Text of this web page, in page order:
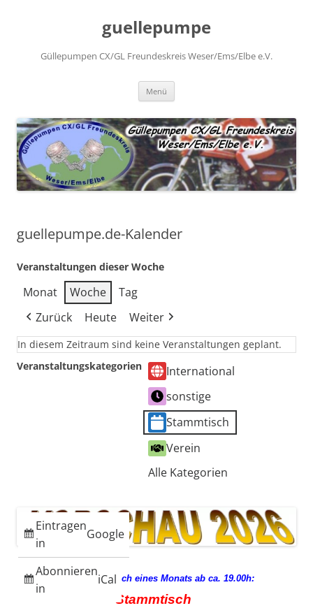
guellepumpe
Güllepumpen CX/GL Freundeskreis Weser/Ems/Elbe e.V.
Menü
guellepumpe.de-Kalender
Veranstaltungen dieser Woche
Monat Woche
Tag
Zurück
Heute Weiter
In diesem Zeitraum sind keine Veranstaltungen geplant.
Veranstaltungskategorien
International
sonstige
Stammtisch
Verein
Alle Kategorien
Eintragen
in
Google
Abonnieren
in
iCal
jeden 3. Mittwoch eines Monats ab ca. 19.00h:
Stammtisch